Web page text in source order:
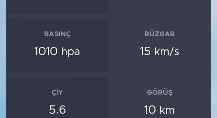
BASINÇ
1010 hpa
RÜZGAR
15 km/s
ÇIY
5.6
GÖRÜŞ
10 km